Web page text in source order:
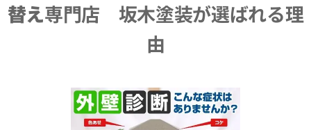
替え専門店 坂木塗装が選ばれる理
由